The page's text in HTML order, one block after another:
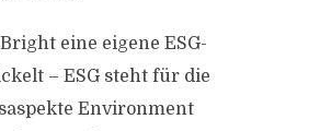
eine eigene ESG-
– ESG steht für die
Environment